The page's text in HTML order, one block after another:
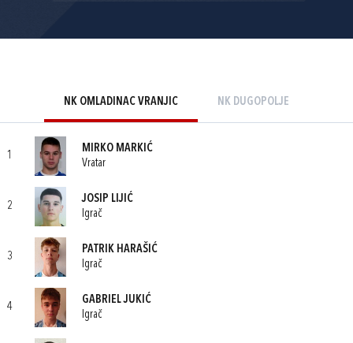
NK OMLADINAC VRANJIC NK DUGOPOLJE
1
MIRKO MARKIĆ
Vratar
2
JOSIP LIJIĆ
Igrač
3
PATRIK HARAŠIĆ
Igrač
4
GABRIEL JUKIĆ
Igrač